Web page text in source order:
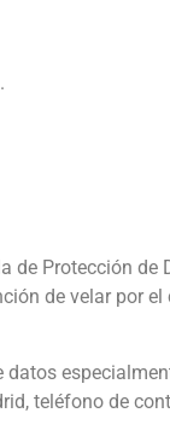
de Protección de
de velar por
teléfono de